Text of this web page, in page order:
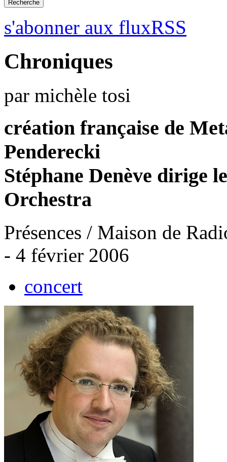
s'abonner aux fluxRSS
Chroniques
par michèle tosi
création française de
Penderecki
Stéphane Denève dirige
Orchestra
Présences / Maison de
- 4 février 2006
concert